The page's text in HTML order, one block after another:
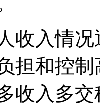
收入情
担和控
收入多